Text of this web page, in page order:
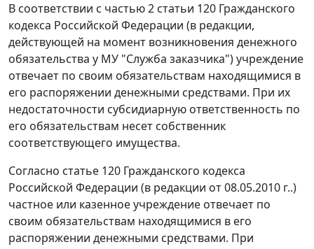
В соответствии с частью 2 статьи 120 Гражданского
кодекса Российской Федерации (в редакции,
действующей на момент возникновения денежного
обязательства у МУ "Служба заказчика") учреждение
отвечает по своим обязательствам находящимися в
его распоряжении денежными средствами. При их
недостаточности субсидиарную ответственность по
его обязательствам несет собственник
соответствующего имущества.
Согласно статье 120 Гражданского кодекса
Российской Федерации (в редакции от 08.05.2010 г..)
частное или казенное учреждение отвечает по
своим обязательствам находящимися в его
распоряжении денежными средствами. При